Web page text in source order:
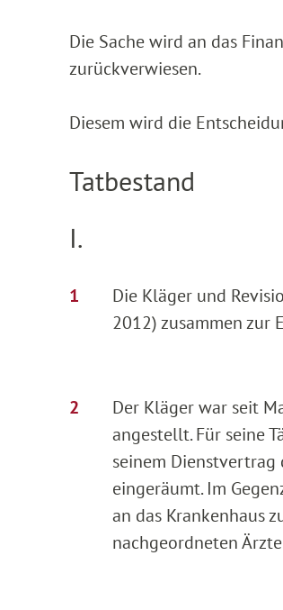
Die Sache wird an das
zurückverwiesen.
Diesem wird die
Tatbestand
I.
Die Kläger und
2012) zusammen zur
Der Kläger war seit
angestellt. Für seine
seinem
eingeräumt. Im
an das Krankenhaus
nachgeordneten